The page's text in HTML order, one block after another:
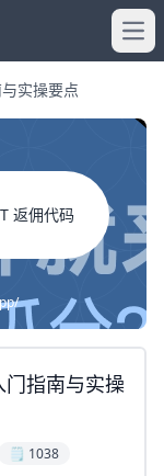
实操要点
返佣代码
指南与实操
🗒️ 1038